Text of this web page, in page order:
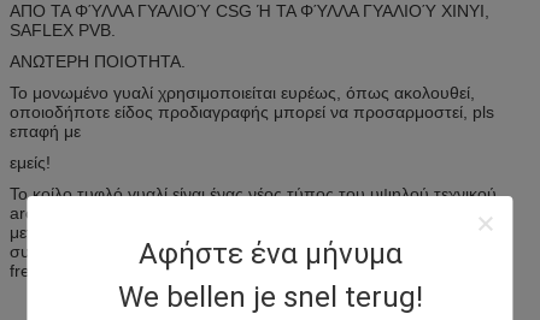
Αφήστε ένα μήνυμα
We bellen je snel terug!
ΑΠΟ ΤΑ ΦΎΛΛΑ ΓΥΑΛΙΟΎ CSG Ή ΤΑ ΦΎΛΛΑ ΓΥΑΛΙΟΎ XINYI,
SAFLEX PVB.
ΑΝΩΤΕΡΗ ΠΟΙΟΤΗΤΑ.
Το μονωμένο γυαλί χρησιμοποιείται ευρέως, όπως ακολουθεί,
οποιοδήποτε είδος προδιαγραφής μπορεί να προσαρμοστεί, pls
επαφή με
εμείς!
Το κοίλο τυφλό γυαλί είναι ένας νέος τύπος του υψηλού τεχνικού
architechtual γυαλιού με το bilnd μέσα στο γυαλί δύο, που είναι
μετατρέψιμο από το εγχειρίδιο ή από τον τηλεχειρισμό, κατά
συνέπεια μπορεί να ελέγξει το εσωτερικές φως και τη μυστικότητα
freedomly.